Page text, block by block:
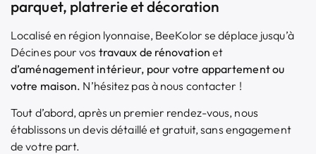
parquet, platrerie et décoration
Localisé en région lyonnaise, BeeKolor se déplace jusqu’à
Décines pour vos travaux de rénovation et
d’aménagement intérieur, pour votre appartement ou
votre maison. N’hésitez pas à nous contacter !
Tout d’abord, après un premier rendez-vous, nous
établissons un devis détaillé et gratuit, sans engagement
de votre part.